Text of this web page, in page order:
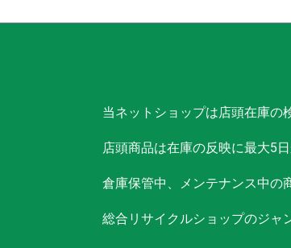
当ネットショップは店頭在庫の
店頭商品は在庫の反映に最大5
倉庫保管中、メンテナンス中の
総合リサイクルショップのジャ